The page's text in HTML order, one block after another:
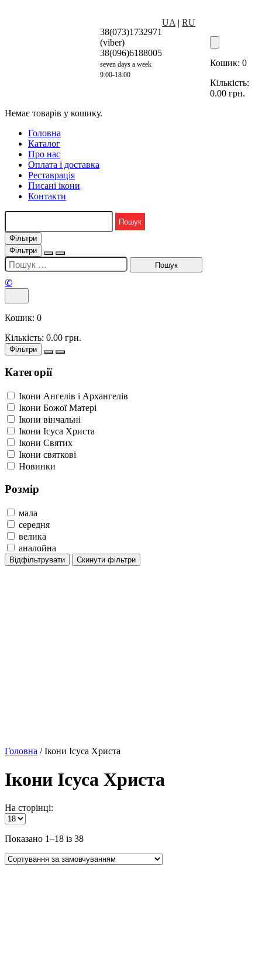
38(073)1732971
(viber)
38(096)6188005
seven days a week
9:00-18:00
UA | RU
Кошик: 0
Кількість:
0.00 грн.
Немає товарів у кошику.
Головна
Каталог
Про нас
Оплата і доставка
Реставрація
Писані ікони
Контакти
Фільтри
Фільтри
✆
Кошик: 0
Кількість: 0.00 грн.
Фільтри
Категорії
Ікони Ангелів і Архангелів
Ікони Божої Матері
Ікони вінчальні
Ікони Ісуса Христа
Ікони Святих
Ікони святкові
Новинки
Розмір
мала
середня
велика
аналойна
Відфільтрувати Скинути фільтри
Головна / Ікони Ісуса Христа
Ікони Ісуса Христа
На сторінці:
Показано 1–18 із 38